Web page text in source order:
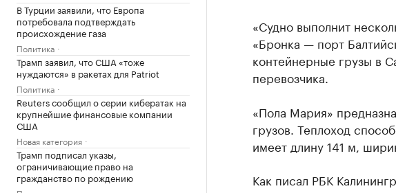
В Турции заявили, что Европа
потребовала подтверждать
происхождение газа
Политика
Трамп заявил, что США «тоже
нуждаются» в ракетах для Patriot
Политика
Reuters сообщил о серии кибератак на
крупнейшие финансовые компании
США
Новая категория
Трамп подписал указы,
ограничивающие право на
гражданство по рождению
«Судно выполнит
«Бронка — порт
контейнерные грузы в
перевозчика.
«Пола Мария»
грузов. Теплоход
имеет длину 141 м,
Как писал РБК